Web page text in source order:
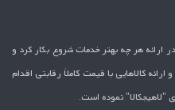
1395 با هدف بهبود در ارائه هر چه بهتر خدمات شروع بکار کرد و
کالاهایی با قیمت کاملاَ رقابتی اقدام
"لاهیج­کالا" نموده است.